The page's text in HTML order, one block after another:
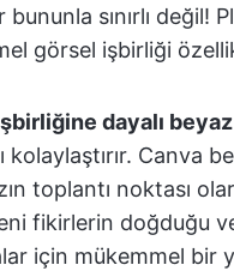
bununla sınırlı değil!
görsel işbirliği
dayalı
kolaylaştırır. Canva
toplantı noktası
fikirlerin doğduğu ve
için mükemmel bir